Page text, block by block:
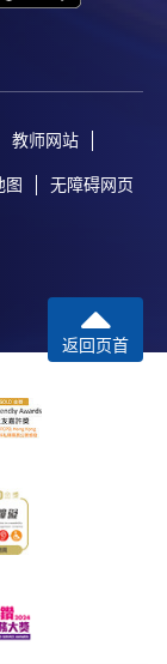
教师网站
图 无障碍网页
返回页首